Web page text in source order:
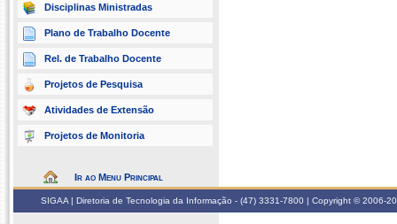
Disciplinas Ministradas
Plano de Trabalho Docente
Rel. de Trabalho Docente
Projetos de Pesquisa
Atividades de Extensão
Projetos de Monitoria
Ir ao Menu Principal
SIGAA | Diretoria de Tecnologia da Informação - (47) 3331-7800 | Copyright © 2006-